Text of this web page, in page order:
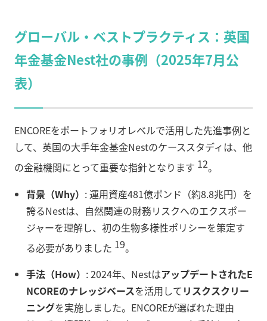
グローバル・ベストプラクティス：英国
年金基金Nest社の事例（2025年7月公
表）
ENCOREをポートフォリオレベルで活用した先進事例と
して、英国の大手年金基金Nestのケーススタディは、他
の金融機関にとって重要な指針となります 12。
背景（Why） : 運用資産481億ポンド（約8.8兆円）を
誇るNestは、自然関連の財務リスクへのエクスポー
ジャーを理解し、初の生物多様性ポリシーを策定す
る必要がありました 19。
手法（How） : 2024年、NestはアップデートされたE
NCOREのナレッジベースを活用して リスクスクリー
ニングを実施しました。ENCOREが選ばれた理由